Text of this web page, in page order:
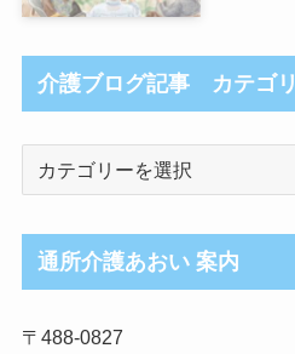
介護ブログ記事 カテゴリ
ロ
グ
事
通所介護あおい 案内
〒488-0827